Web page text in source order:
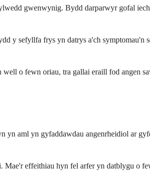
gwenwynig. Bydd darparwyr gofal
y sefyllfa frys yn datrys a'ch symptomau'n
o fewn oriau, tra gallai eraill fod angen
aml yn gyfaddawdau angenrheidiol ar
effeithiau hyn fel arfer yn datblygu o